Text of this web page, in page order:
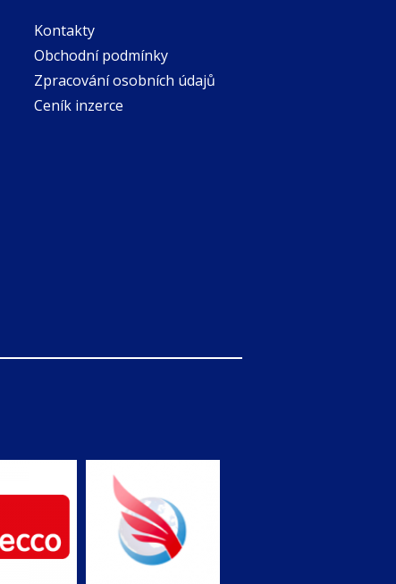
Kontakty
Obchodní podmínky
Zpracování osobních údajů
Ceník inzerce